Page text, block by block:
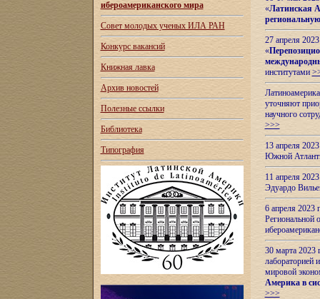
ибероамериканского мира
Совет молодых ученых ИЛА РАН
Конкурс вакансий
Книжная лавка
Архив новостей
Полезные ссылки
Библиотека
Типография
«Латинская
27 апреля
«
институтами
уточняют
научного
>>>
13 апреля
Южной
11 апреля
Эдуардо
6 апреля
Региональной
30 марта 2023
лабораторией
мировой
Америка в
>>>